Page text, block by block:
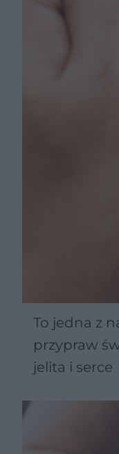
To jedna z
przypraw
jelita i serce